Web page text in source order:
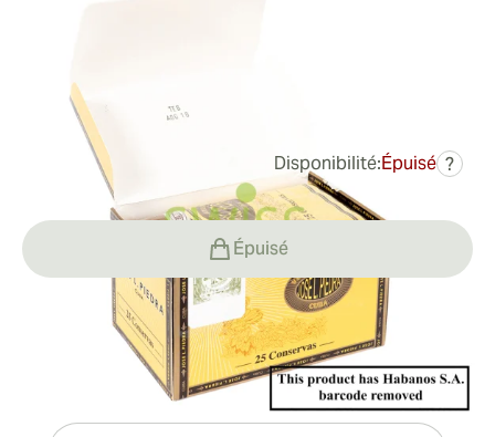
65,40 €était 81,97 €-20%
Disponibilité:Épuisé ?
Épuisé
Vous avez des questions ?
Expertise à portée de clic